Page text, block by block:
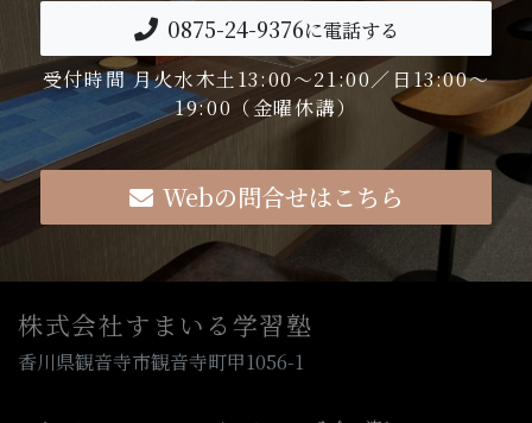
0875-24-9376に電話する
受付時間 月火水木土13:00～21:00／日13:00～
19:00（金曜休講）
Webの問合せはこちら
株式会社すまいる学習塾
香川県観音寺市観音寺町甲1056-1